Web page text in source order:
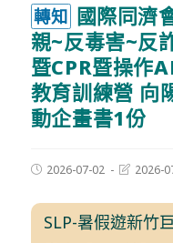
轉知 國際同濟
親~反毒害~反
暨CPR暨操作
教育訓練營 向
動企畫書1份
Post2026-07-02
Post2026-
SLP-暑假遊新竹